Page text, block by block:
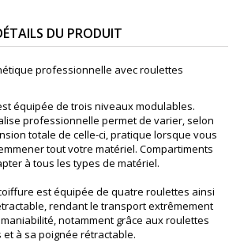
DU PRODUIT
professionnelle avec roulettes
équipée de trois niveaux modulables.
professionnelle permet de varier, selon
totale de celle-ci, pratique lorsque vous
tout votre matériel. Compartiments
à tous les types de matériel.
est équipée de quatre roulettes ainsi
rendant le transport extrêmement
notamment grâce aux roulettes
à sa poignée rétractable.